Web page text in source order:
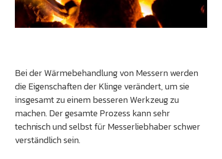
Bei der Wärmebehandlung von Messern werden
die Eigenschaften der Klinge verändert, um sie
insgesamt zu einem besseren Werkzeug zu
machen. Der gesamte Prozess kann sehr
technisch und selbst für Messerliebhaber schwer
verständlich sein.